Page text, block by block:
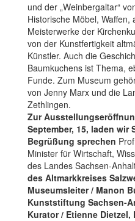
und der „Weinbergaltar“
Historische Möbel, Waffen,
Meisterwerke der
von der Kunstfertigkeit
Künstler. Auch die
Baumkuchens ist Thema,
Funde. Zum Museum
von Jenny Marx und die
Zethlingen.
Zur
September, 15, laden wir
Begrüßung sprechen
Minister für Wirtschaft,
des Landes Sachsen-
des Altmarkkreises
Museumsleiter / Manon
Kunststiftung Sachsen-
Kurator / Etienne Dietzel,